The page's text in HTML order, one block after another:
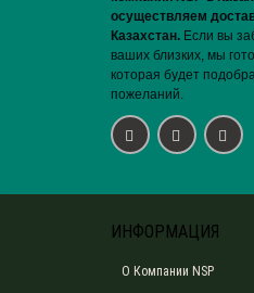
осуществляем
Казахстан. Если вы
ваших близких, мы
которая будет
пожеланий.
ИНФОРМАЦИЯ
О Компании NSP